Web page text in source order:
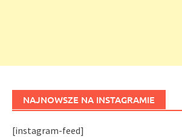
NAJNOWSZE NA INSTAGRAMIE
[instagram-feed]